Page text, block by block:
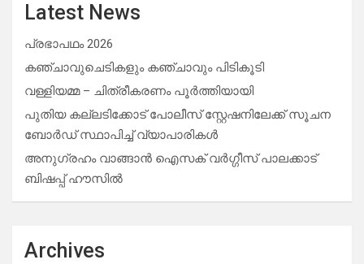
Latest News
പ്രഭാപഥം 2026
കഞ്ചാവുചെടികളും കഞ്ചാവും പിടികൂടി
വള്ളിയമ്മ – ചിത്രീകരണം പൂർത്തിയായി
പുതിയ കല്ലടിക്കോട് പോലീസ് സ്റ്റേഷനിലേക്ക് സൂചന
ബോർഡ് സ്ഥാപിച്ച് വ്യാപാരികൾ
അനുഗ്രഹം വാങ്ങാൻ ഐസക് വര്‍ഗ്ഗീസ് പാലക്കാട്
ബിഷപ്പ് ഹൗസില്‍
Archives